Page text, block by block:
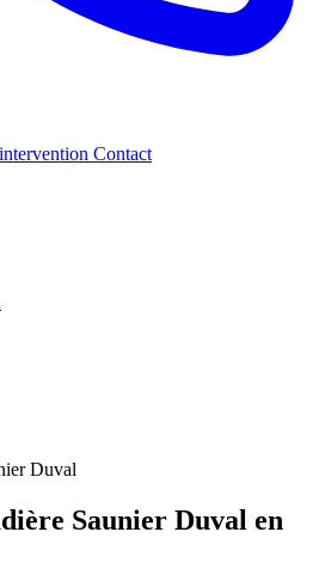
Contact
Duval
Saunier Duval en